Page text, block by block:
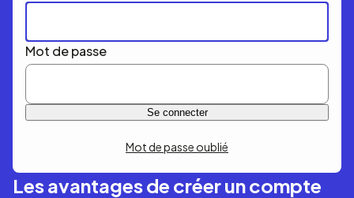
Mot de passe
Mot de passe oublié
Les avantages de créer un compte